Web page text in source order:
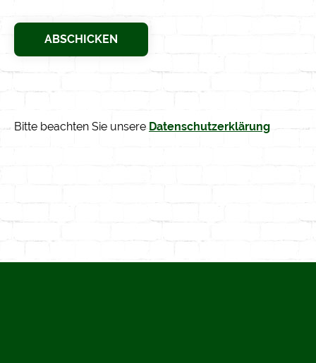
Bitte beachten Sie unsere Datenschutzerklärung